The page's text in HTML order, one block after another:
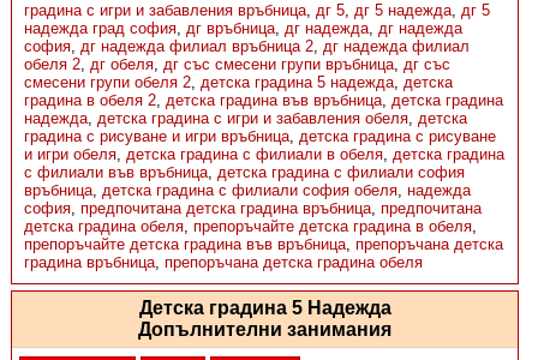
градина с игри и забавления връбница, дг 5, дг 5 надежда, дг 5
надежда град софия, дг връбница, дг надежда, дг надежда
софия, дг надежда филиал връбница 2, дг надежда филиал
обеля 2, дг обеля, дг със смесени групи връбница, дг със
смесени групи обеля 2, детска градина 5 надежда, детска
градина в обеля 2, детска градина във връбница, детска градина
надежда, детска градина с игри и забавления обеля, детска
градина с рисуване и игри връбница, детска градина с рисуване
и игри обеля, детска градина с филиали в обеля, детска градина
с филиали във връбница, детска градина с филиали софия
връбница, детска градина с филиали софия обеля, надежда
софия, предпочитана детска градина връбница, предпочитана
детска градина обеля, препоръчайте детска градина в обеля,
препоръчайте детска градина във връбница, препоръчана детска
градина връбница, препоръчана детска градина обеля
Детска градина 5 Надежда
Допълнителни занимания